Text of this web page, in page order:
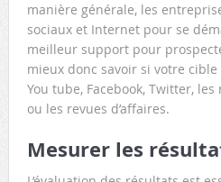
manière générale, les
sociaux et Internet pour se
meilleur support pour
mieux donc savoir si votre
You tube, Facebook, Twitter,
ou les revues d’affaires.
Mesurer les